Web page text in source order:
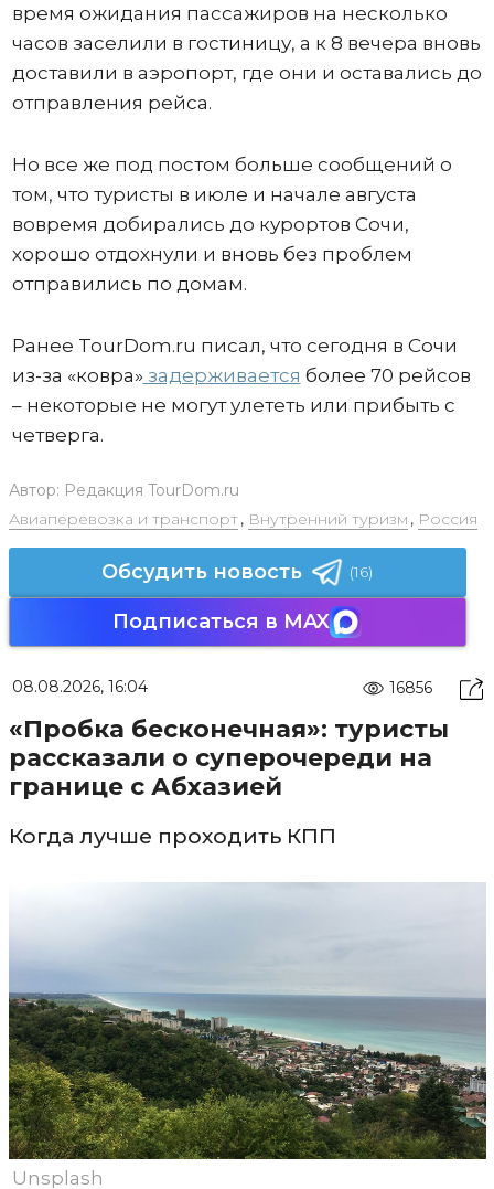
время ожидания пассажиров на несколько
часов заселили в гостиницу, а к 8 вечера вновь
доставили в аэропорт, где они и оставались до
отправления рейса.
Но все же под постом больше сообщений о
том, что туристы в июле и начале августа
вовремя добирались до курортов Сочи,
хорошо отдохнули и вновь без проблем
отправились по домам.
Ранее TourDom.ru писал, что сегодня в Сочи
из-за «ковра» задерживается более 70 рейсов
– некоторые не могут улететь или прибыть с
четверга.
Автор: Редакция TourDom.ru
Авиаперевозка и транспорт, Внутренний туризм , Россия
Обсудить новость (16)
Подписаться в MAX
08.08.2026, 16:04 16856
«Пробка бесконечная»: туристы
рассказали о суперочереди на
границе с Абхазией
Когда лучше проходить КПП
Unsplash